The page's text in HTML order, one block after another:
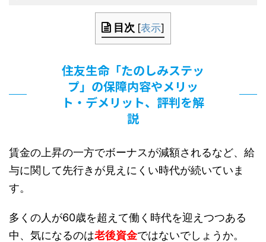
目次 [表示]
住友生命「たのしみステッ
プ」の保障内容やメリッ
ト・デメリット、評判を解
説
賃金の上昇の一方でボーナスが減額されるなど、給
与に関して先行きが見えにくい時代が続いていま
す。
多くの人が60歳を超えて働く時代を迎えつつある
中、気になるのは老後資金ではないでしょうか。